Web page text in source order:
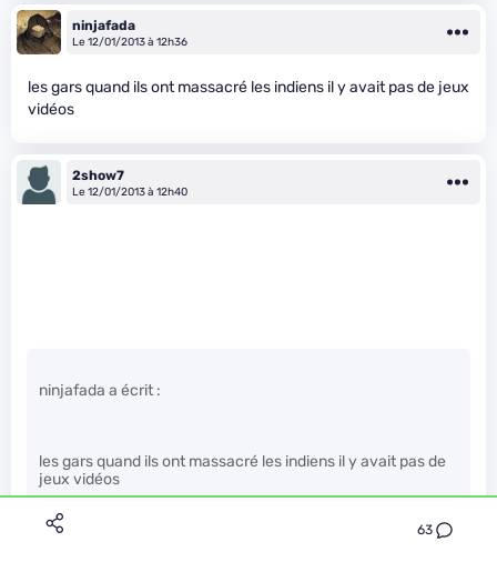
63
ninjafada
Le 12/01/2013 à 12h36
les gars quand ils ont massacré les indiens il y avait pas de jeux
vidéos
2show7
Le 12/01/2013 à 12h40
ninjafada a écrit :
les gars quand ils ont massacré les indiens il y avait pas de
jeux vidéos